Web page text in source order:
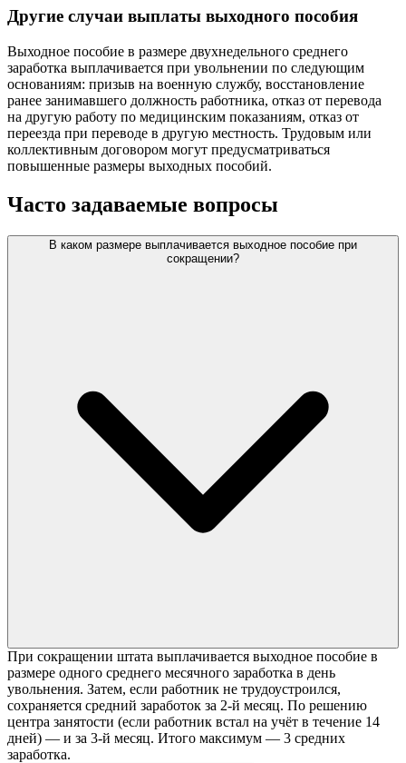
Другие случаи выплаты выходного пособия
Выходное пособие в размере двухнедельного среднего
заработка выплачивается при увольнении по следующим
основаниям: призыв на военную службу, восстановление
ранее занимавшего должность работника, отказ от перевода
на другую работу по медицинским показаниям, отказ от
переезда при переводе в другую местность. Трудовым или
коллективным договором могут предусматриваться
повышенные размеры выходных пособий.
Часто задаваемые вопросы
В каком размере выплачивается выходное пособие при
сокращении?
При сокращении штата выплачивается выходное пособие в
размере одного среднего месячного заработка в день
увольнения. Затем, если работник не трудоустроился,
сохраняется средний заработок за 2-й месяц. По решению
центра занятости (если работник встал на учёт в течение 14
дней) — и за 3-й месяц. Итого максимум — 3 средних
заработка.